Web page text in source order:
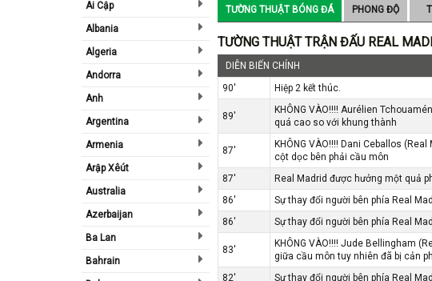
Ai Cập
Albania
Algeria
Andorra
Anh
Argentina
Armenia
Arập Xêút
Australia
Azerbaijan
Ba Lan
Bahrain
TƯỜNG THUẬT BÓNG ĐÁ PHONG ĐỘ
TƯỜNG THUẬT TRẬN ĐẤU REAL
DIỄN BIẾN CHÍNH
90'
Hiệp 2 kết thúc.
89'
KHÔNG VÀO!!!! Aurélien
quá cao so với khung thành
87'
KHÔNG VÀO!!!! Dani Ceballos
cột dọc bên phải cầu môn
87'
Real Madrid được hưởng một quả
86'
Sự thay đổi người bên phía Real
86'
Sự thay đổi người bên phía Real
83'
KHÔNG VÀO!!!! Jude Bellingham
giữa cầu môn tuy nhiên đã bị cản
82'
Sự thay đổi người bên phía Real